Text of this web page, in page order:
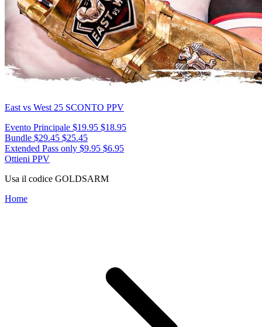
East vs West 25 SCONTO PPV
Evento Principale $19.95 $18.95
Bundle $29.45 $25.45
Extended Pass only $9.95 $6.95
Ottieni PPV
Usa il codice GOLDSARM
Home